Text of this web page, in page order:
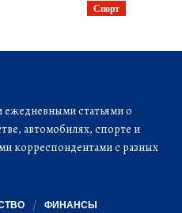
Спорт
статьями о
автомобилях, спорте и
корреспондентами с разных
ФИНАНСЫ